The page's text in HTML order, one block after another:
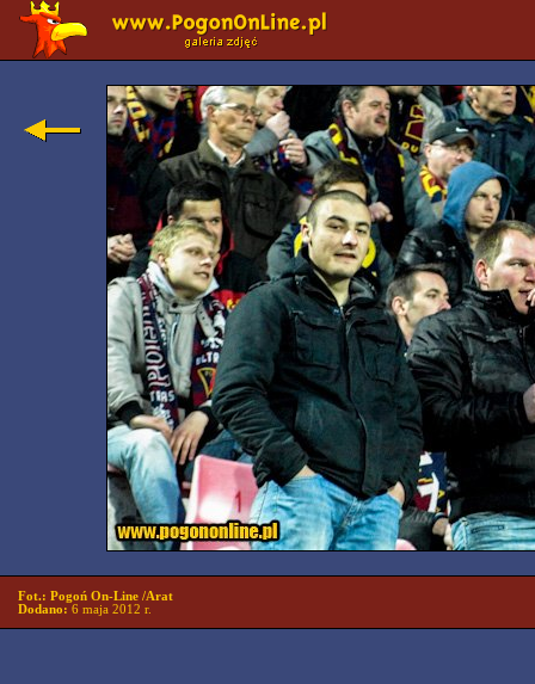
Fot.: Pogoń On-Line /Arat
Dodano: 6 maja 2012 r.